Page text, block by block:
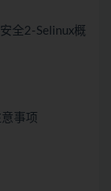
全2-Selinux概
事项